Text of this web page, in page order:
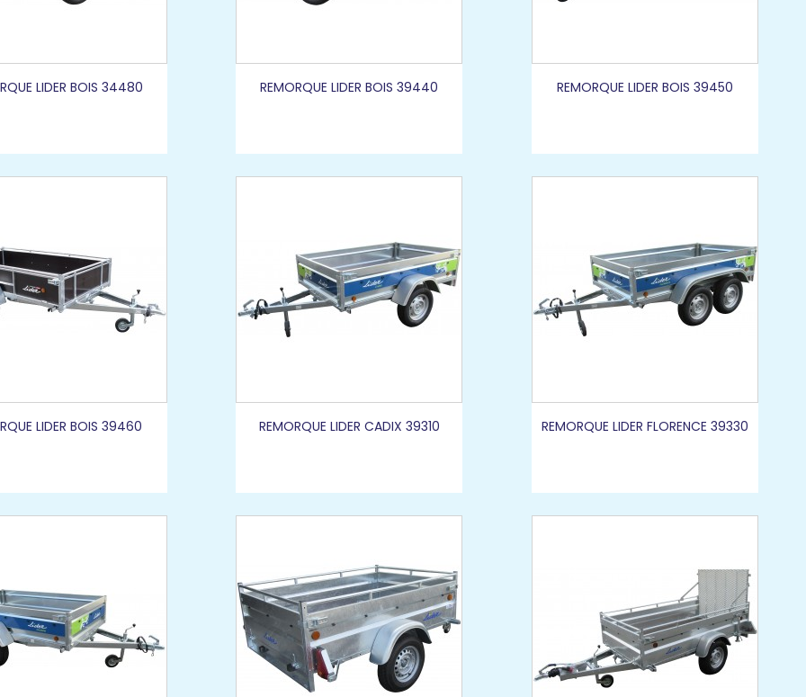
LIDER BOIS 34480 REMORQUE LIDER BOIS 39440 REMORQUE LIDER BOIS 39450
LIDER BOIS 39460 REMORQUE LIDER CADIX 39310 REMORQUE LIDER FLORENCE 39330